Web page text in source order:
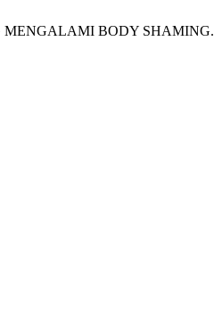
MENGALAMI BODY SHAMING.